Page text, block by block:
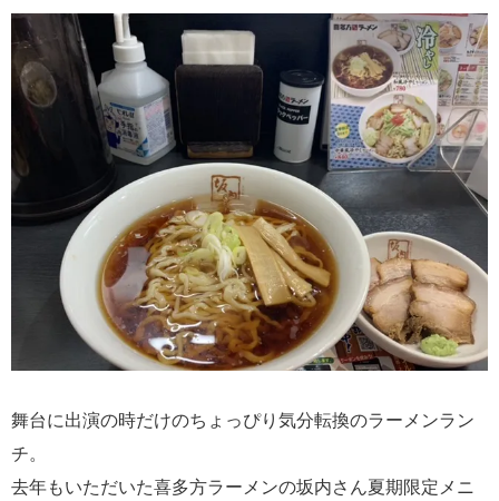
舞台に出演の時だけのちょっぴり気分転換のラーメンラン
チ。
去年もいただいた喜多方ラーメンの坂内さん夏期限定メニ